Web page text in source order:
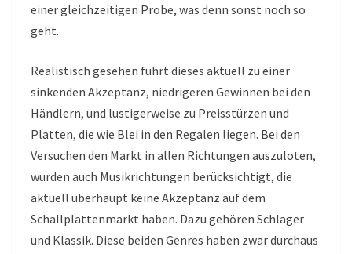
einer gleichzeitigen Probe, was denn sonst noch so
geht.
Realistisch gesehen führt dieses aktuell zu einer
sinkenden Akzeptanz, niedrigeren Gewinnen bei den
Händlern, und lustigerweise zu Preisstürzen und
Platten, die wie Blei in den Regalen liegen. Bei den
Versuchen den Markt in allen Richtungen auszuloten,
wurden auch Musikrichtungen berücksichtigt, die
aktuell überhaupt keine Akzeptanz auf dem
Schallplattenmarkt haben. Dazu gehören Schlager
und Klassik. Diese beiden Genres haben zwar durchaus